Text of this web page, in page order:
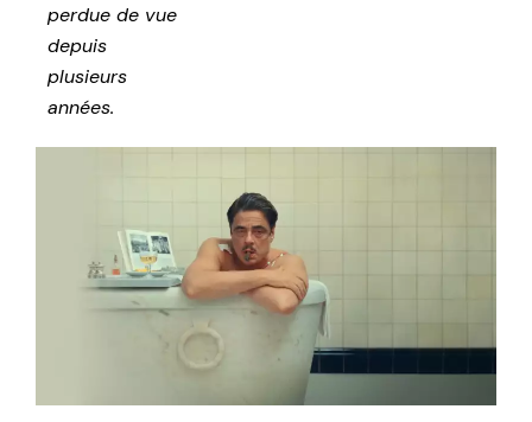
perdue de vue
depuis
plusieurs
années.